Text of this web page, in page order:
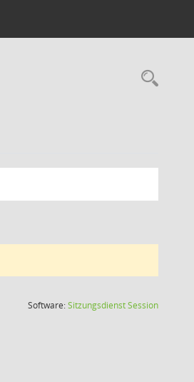
Software:SitzungsdienstSession(Wird in